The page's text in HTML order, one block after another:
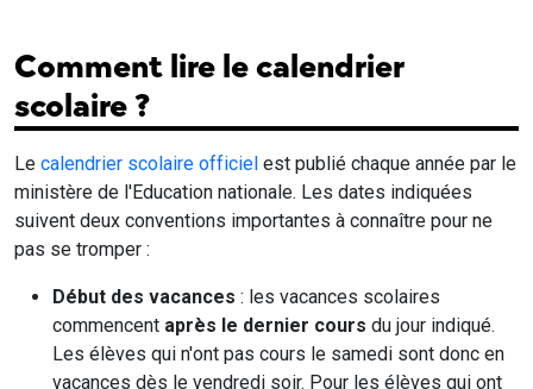
Comment lire le calendrier
scolaire ?
Le calendrier scolaire officiel est publié chaque année par le
ministère de l'Education nationale. Les dates indiquées
suivent deux conventions importantes à connaître pour ne
pas se tromper :
Début des vacances : les vacances scolaires
commencent après le dernier cours du jour indiqué.
Les élèves qui n'ont pas cours le samedi sont donc en
vacances dès le vendredi soir. Pour les élèves qui ont